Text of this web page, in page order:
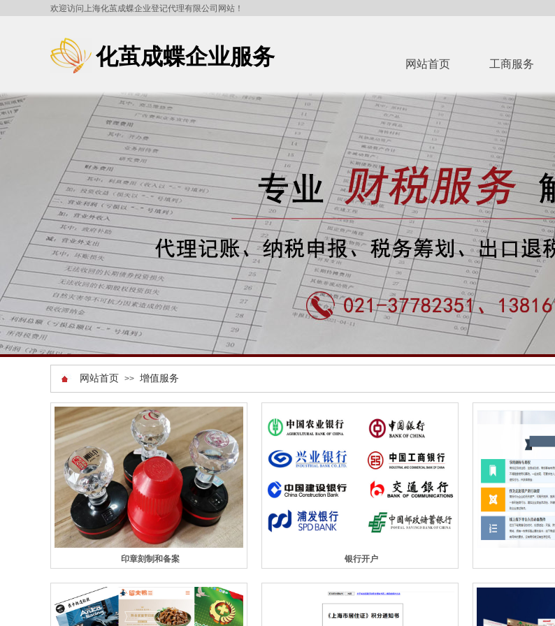
化茧成蝶企业服务 网站首页 工商服务
欢迎访问上海化茧成蝶企业登记代理有限公司网站！
网站首页 >> 增值服务
印章刻制和备案 银行开户